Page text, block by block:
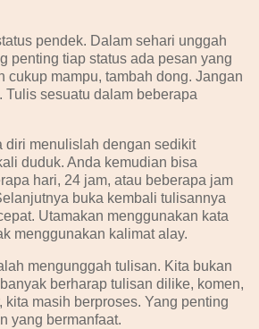
pendek. Dalam sehari unggah
penting tiap status ada pesan yang
cukup mampu, tambah dong. Jangan
Tulis sesuatu dalam beberapa
diri menulislah dengan sedikit
duduk. Anda kemudian bisa
hari, 24 jam, atau beberapa jam
buka kembali tulisannya
Utamakan menggunakan kata
menggunakan kalimat alay.
mengunggah tulisan. Kita bukan
berharap tulisan dilike, komen,
kita masih berproses. Yang penting
yang bermanfaat.